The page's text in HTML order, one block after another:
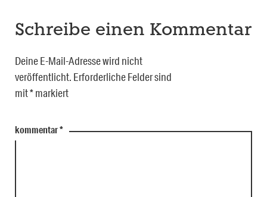
Schreibe einen Kommentar
Deine E-Mail-Adresse wird nicht
veröffentlicht. Erforderliche Felder sind
mit*markiert
kommentar*